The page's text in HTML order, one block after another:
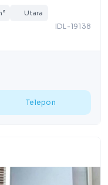
Utara
IDL-19138
Telepon